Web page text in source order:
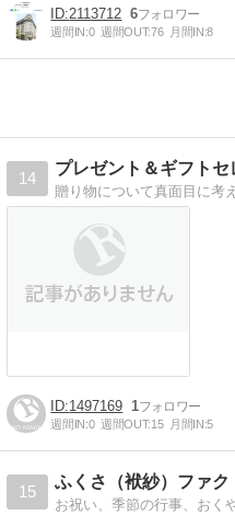
2113712 6
週間IN:0 週間OUT:76 月間IN:8
14
プレゼント＆ギフトセ
贈り物について真面目に考
1497169 1
週間IN:0 週間OUT:15 月間IN:5
15